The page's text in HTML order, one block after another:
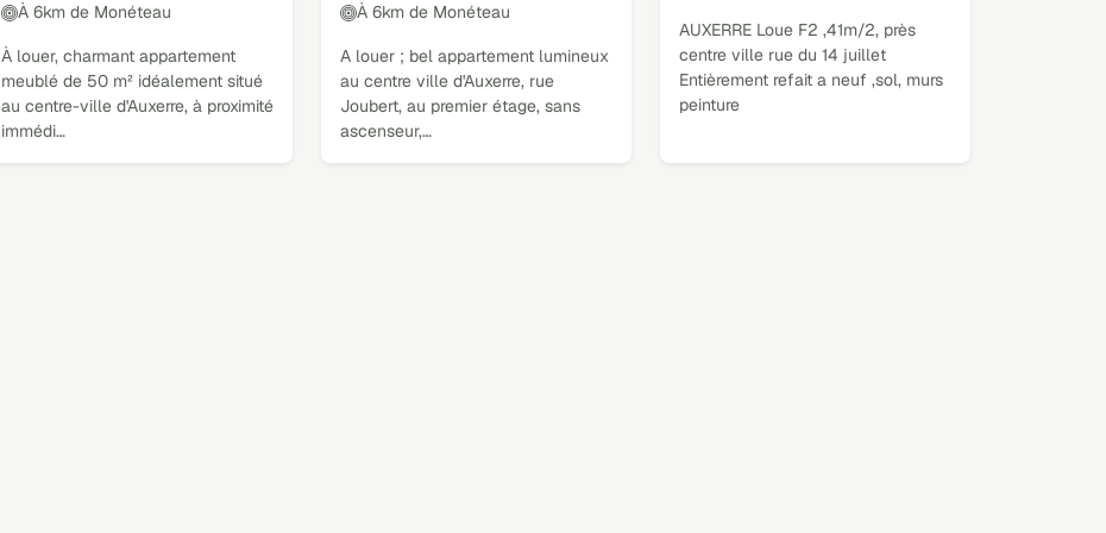
À 6km de Monéteau
À louer, charmant appartement
meublé de 50 m² idéalement situé
au centre-ville d'Auxerre, à proximité
immédi…
À 6km de Monéteau
A louer ; bel appartement lumineux
au centre ville d'Auxerre, rue
Joubert, au premier étage, sans
ascenseur,…
AUXERRE Loue F2 ,41m/2, près
centre ville rue du 14 juillet
Entièrement refait a neuf ,sol, murs
peinture